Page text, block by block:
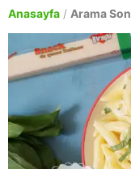
Anasayfa / Arama